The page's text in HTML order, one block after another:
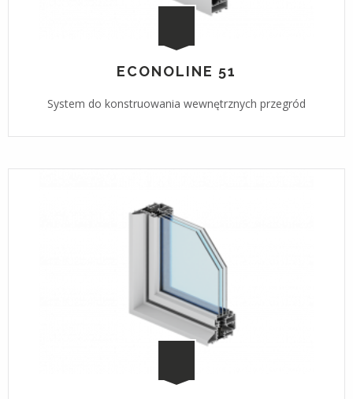
ECONOLINE 51
System do konstruowania wewnętrznych przegród